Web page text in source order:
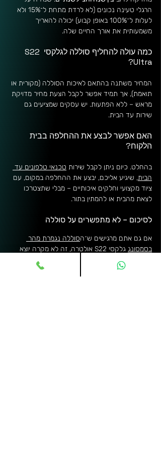
הרגלי טעינה נכונים (לא לרדת מתחת ל־15% ולא
לעלות ל־100% באופן קבוע) יכולה להאריך
משמעותית את אורך החיים שלה.
כמה עולה להחליף סוללה לגלקסי S22
Ultra?
המחיר משתנה בהתאם לאיכות הסוללה (מקורית או
תואמת), אך תמיד אפשר לקבל הצעת מחיר מדויקת
מראש – ללא הפתעות. יש עסקים שמציעים גם
שירות עד הבית.
האם אפשר לבצע את ההחלפה בבית
הלקוח?
בהחלט. כיום ניתן לקבל שירות טכנאי טלפונים עד
הבית, שיגיע אליכם, יבצע את ההחלפה במקום, עם
ציוד מקצועי וחלקים איכותיים – מבלי שתצטרכו
לצאת מהבית או להמתין בתור.
לסיכום – לא מתפשרים על סוללה
אם גם אתם מרגישים ש־הסוללה נגמרת מהר
בסמסונג
גלקסי S22 אולטרה, זה לא מקרה יוצא
דופן – אלא תוצאה של שימוש במכשיר עוצמתי
לאורך זמן. במקום להסתפק בהתפשרות על זמן